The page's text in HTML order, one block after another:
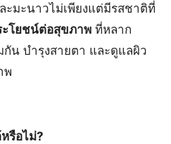
มะนาวไม่เพียงแต่มีรสชาติที่
ะโยชน์ต่อสุขภาพ ที่หลาก
น บำรุงสายตา และดูแลผิว
พ
รือไม่?